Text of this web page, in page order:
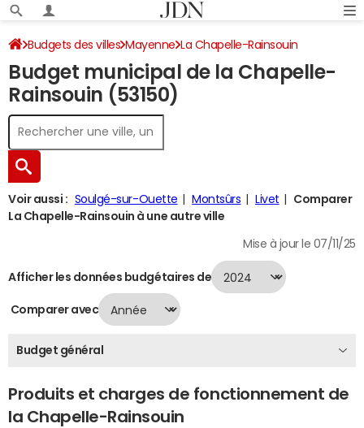
Budgets des villes Mayenne La Chapelle-Rainsouin
Budget 2024
Budget municipal de la Chapelle-
Rainsouin (53150)
Voir aussi : Soulgé-sur-Ouette Montsûrs Livet
Comparer
La Chapelle-Rainsouin à une autre ville
Mise à jour le 07/11/25
Afficher les données budgétaires de
Comparer avec
Budget général
Produits et charges de fonctionnement de
la Chapelle-Rainsouin